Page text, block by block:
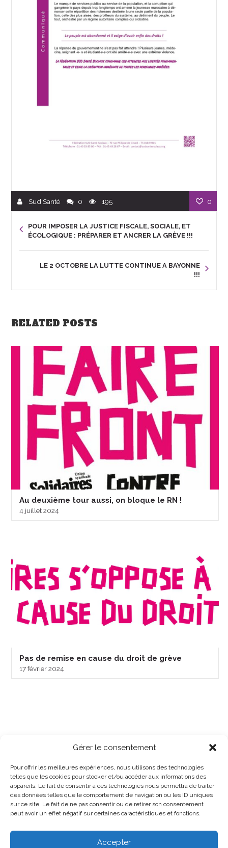
Gérer le consentement
Pour offrir les meilleures expériences, nous utilisons des technologies
telles que les cookies pour stocker et/ou accéder aux informations des
appareils. Le fait de consentir à ces technologies nous permettra de traiter
des données telles que le comportement de navigation ou les ID uniques
sur ce site. Le fait de ne pas consentir ou de retirer son consentement
peut avoir un effet négatif sur certaines caractéristiques et fonctions.
Accepter
Sud Santé 0 195 0
POUR IMPOSER LA JUSTICE FISCALE, SOCIALE, ET
ÉCOLOGIQUE : PRÉPARER ET ANCRER LA GRÈVE !!!
LE 2 OCTOBRE LA LUTTE CONTINUE A BAYONNE
!!!
RELATED POSTS
Au deuxième tour aussi, on bloque le RN !
4 juillet 2024
Pas de remise en cause du droit de grève
17 février 2024